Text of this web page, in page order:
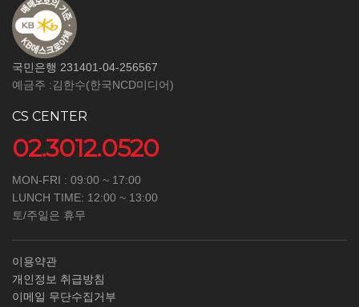
국민은행 231401-04-256567
예금주 :김한수(한국NCD미디어)
CS CENTER
02.3012.0520
MON-FRI : 09:00 ~ 17:00
LUNCH TIME: 12:00 ~ 13:00
토/주일은 휴무
이용약관
개인정보 취급방침
이메일 무단수집거부